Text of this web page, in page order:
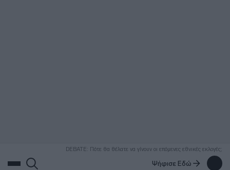
DEBATE: Πότε θα θέλατε να γίνουν οι επόμενες εθνικές εκλογές;
Ψήφισε Εδώ